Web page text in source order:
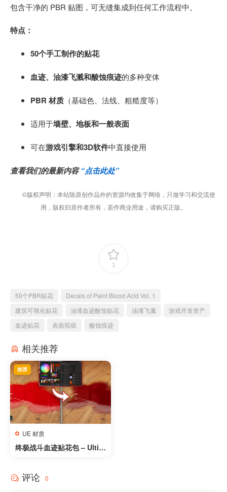
包含干净的 PBR 贴图，可无缝集成到任何工作流程中。
特点：
50个手工制作的贴花
血迹、油漆飞溅和酸蚀痕迹的多种变体
PBR 材质 （基础色、法线、粗糙度等）
适用于墙壁、地板和一般表面
可在游戏引擎和3D软件中直接使用
查看我们的最新内容“点击此处”
©版权声明：本站除原创作品外的资源均收集于网络，只做学习和交流使
用，版权归原作者所有，若作商业用途，请购买正版。
1
50个PBR贴花
Decals of Paint Blood Acid Vol. 1
建筑可视化贴花
油漆血迹酸蚀贴花 油漆飞溅
游戏开发资产
血迹贴花
表面瑕疵 酸蚀痕迹
相关推荐
UE 材质
终极战斗血迹贴花包 – Ultim
推荐
评论 0